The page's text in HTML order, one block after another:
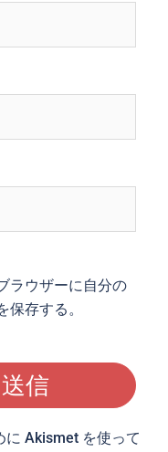
ラウザーに自分の
存する。
に Akismet を使って